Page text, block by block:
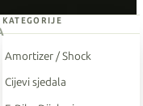
KATEGORIJE
Amortizer / Shock
Cijevi sjedala